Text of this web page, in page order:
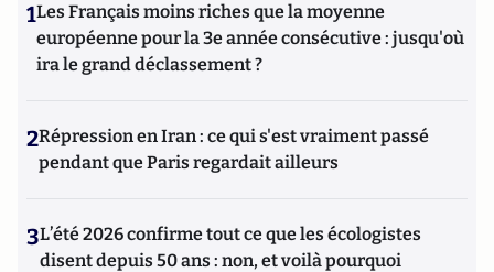
1Les Français moins riches que la moyenne
européenne pour la 3e année consécutive : jusqu'où
ira le grand déclassement ?
2Répression en Iran : ce qui s'est vraiment passé
pendant que Paris regardait ailleurs
3L’été 2026 confirme tout ce que les écologistes
disent depuis 50 ans : non, et voilà pourquoi